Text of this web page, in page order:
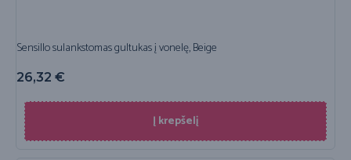
Sensillo sulankstomas gultukas į vonelę, Beige
26,32 €
Į krepšelį